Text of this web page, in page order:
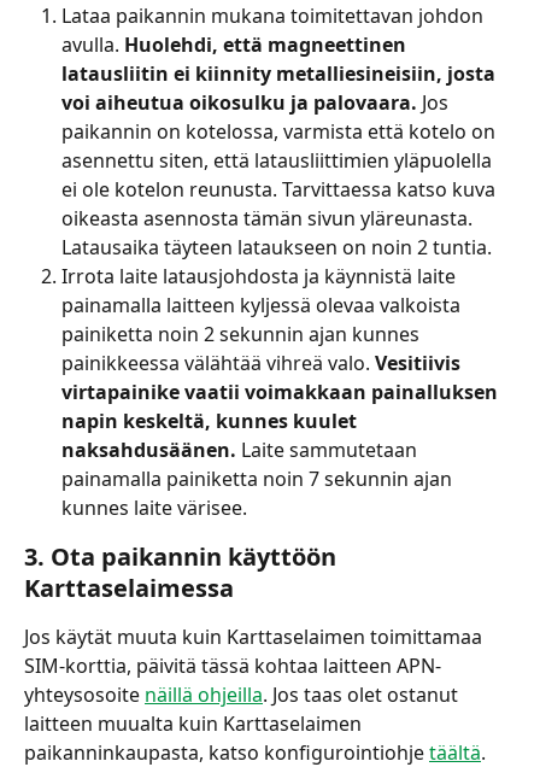
Lataa paikannin mukana toimitettavan johdon
avulla. Huolehdi, että magneettinen
latausliitin ei kiinnity metalliesineisiin, josta
voi aiheutua oikosulku ja palovaara. Jos
paikannin on kotelossa, varmista että kotelo on
asennettu siten, että latausliittimien yläpuolella
ei ole kotelon reunusta. Tarvittaessa katso kuva
oikeasta asennosta tämän sivun yläreunasta.
Latausaika täyteen lataukseen on noin 2 tuntia.
Irrota laite latausjohdosta ja käynnistä laite
painamalla laitteen kyljessä olevaa valkoista
painiketta noin 2 sekunnin ajan kunnes
painikkeessa välähtää vihreä valo. Vesitiivis
virtapainike vaatii voimakkaan painalluksen
napin keskeltä, kunnes kuulet
naksahdusäänen. Laite sammutetaan
painamalla painiketta noin 7 sekunnin ajan
kunnes laite värisee.
3. Ota paikannin käyttöön
Karttaselaimessa
Jos käytät muuta kuin Karttaselaimen toimittamaa
SIM-korttia, päivitä tässä kohtaa laitteen APN-
yhteysosoite näillä ohjeilla. Jos taas olet ostanut
laitteen muualta kuin Karttaselaimen
paikanninkaupasta, katso konfigurointiohje täältä.